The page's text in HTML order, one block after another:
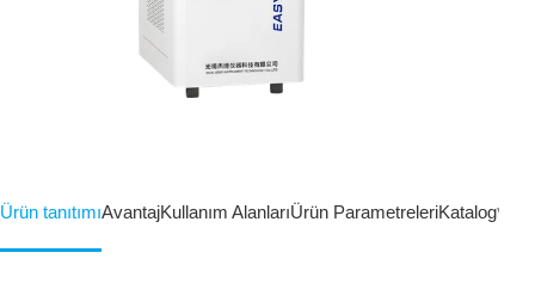
Ürün tanıtımıAvantajKullanım AlanlarıÜrün ParametreleriKatalog